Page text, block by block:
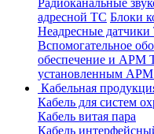
Радиоканальные
адресной ТС Блоки
Неадресные
Вспомогательное
обеспечение и АРМ
установленным
Кабельная
Кабель для систем
Кабель витая пара
Кабель